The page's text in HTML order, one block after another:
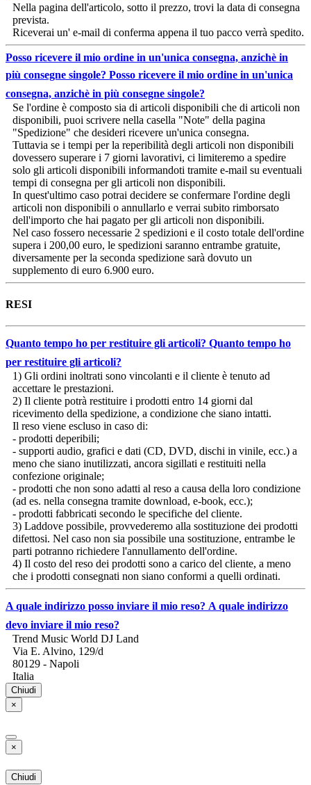
Nella pagina dell'articolo, sotto il prezzo, trovi la data di consegna
prevista.
Riceverai un' e-mail di conferma appena il tuo pacco verrà spedito.
Posso ricevere il mio ordine in un'unica consegna, anzichè in
più consegne singole? Posso ricevere il mio ordine in un'unica
consegna, anzichè in più consegne singole?
Se l'ordine è composto sia di articoli disponibili che di articoli non
disponibili, puoi scrivere nella casella "Note" della pagina
"Spedizione" che desideri ricevere un'unica consegna.
Tuttavia se i tempi per la reperibilità degli articoli non disponibili
dovessero superare i 7 giorni lavorativi, ci limiteremo a spedire
solo gli articoli disponibili informandoti tramite e-mail su eventuali
tempi di consegna per gli articoli non disponibili.
In quest'ultimo caso potrai decidere se confermare l'ordine degli
articoli non disponibili o annullarlo e verrai subito rimborsato
dell'importo che hai pagato per gli articoli non disponibili.
Nel caso fossero necessarie 2 spedizioni e il costo totale dell'ordine
supera i 200,00 euro, le spedizioni saranno entrambe gratuite,
diversamente per la seconda spedizione sarà dovuto un
supplemento di euro 6.900 euro.
RESI
Quanto tempo ho per restituire gli articoli? Quanto tempo ho
per restituire gli articoli?
1) Gli ordini inoltrati sono vincolanti e il cliente è tenuto ad
accettare le prestazioni.
2) Il cliente potrà restituire i prodotti entro 14 giorni dal
ricevimento della spedizione, a condizione che siano intatti.
Il reso viene escluso in caso di:
- prodotti deperibili;
- supporti audio, grafici e dati (CD, DVD, dischi in vinile, ecc.) a
meno che siano inutilizzati, ancora sigillati e restituiti nella
confezione originale;
- prodotti che non sono adatti al reso a causa della loro condizione
(ad es. nella consegna tramite download, e-book, ecc.);
- prodotti fabbricati secondo le specifiche del cliente.
3) Laddove possibile, provvederemo alla sostituzione dei prodotti
difettosi. Nel caso non sia possibile una sostituzione, entrambe le
parti potranno richiedere l'annullamento dell'ordine.
4) Il costo del reso dei prodotti sono a carico del cliente, a meno
che i prodotti consegnati non siano conformi a quelli ordinati.
A quale indirizzo posso inviare il mio reso? A quale indirizzo
devo inviare il mio reso?
Trend Music World DJ Land
Via E. Alvino, 129/d
80129 - Napoli
Italia
Chiudi
×
×
Chiudi